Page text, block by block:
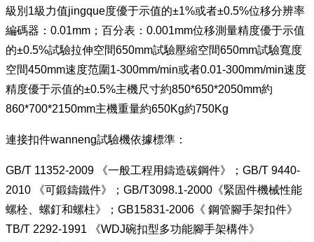
級別1級力值jingque度優于示值的±1%或者±0.5%位移分辨率
編碼器：0.01mm；百分表：0.001mm位移測量精度優于示值
的±0.5%試驗拉伸空間650mm試驗壓縮空間650mm試驗寬度
空間450mm速度范圍1-300mm/min或者0.01-300mm/min速度
精度優于示值的±0.5%主機尺寸約850*650*2050mm約
860*700*2150mm主機重量約650Kg約750Kg
連接扣件wanneng試驗機依據標準：
GB/T 11352-2009 《一般工程用鑄造碳鋼件》；GB/T 9440-
2010 《可鍛鑄鐵件》；GB/T3098.1-2000《緊固件機械性能
螺栓、螺釘和螺柱》；GB15831-2006《 鋼管腳手架扣件》
TB/T 2292-1991 《WDJ碗扣型多功能腳手架構件》